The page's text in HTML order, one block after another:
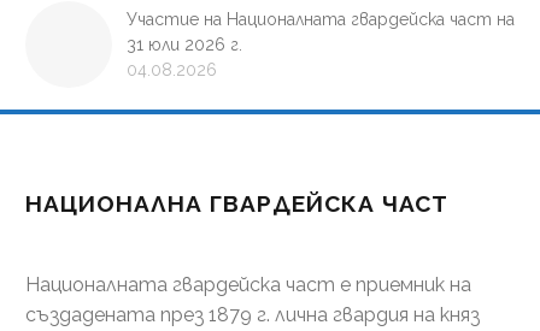
Участие на Националната гвардейска част на
31 юли 2026 г.
04.08.2026
НАЦИОНАЛНА ГВАРДЕЙСКА ЧАСТ
Националната гвардейска част е приемник на
създадената през 1879 г. лична гвардия на княз